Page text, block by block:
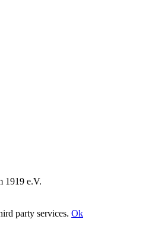
1919 e.V.
party services. Ok